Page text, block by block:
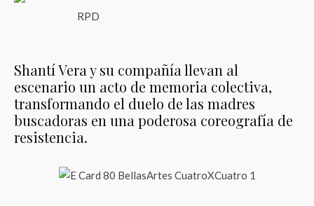
RPD
Shantí Vera y su compañía llevan al
escenario un acto de memoria colectiva,
transformando el duelo de las madres
buscadoras en una poderosa coreografía de
resistencia.